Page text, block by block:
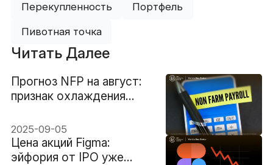
Перекупленность Портфель
Пивотная точка
Читать Далее
Прогноз NFP на август:
признак охлаждения
2025-09-05
Цена акций Figma:
эйфория от IPO уже